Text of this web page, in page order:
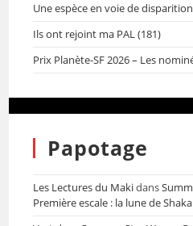
Une espèce en voie de
Ils ont rejoint ma PAL (181)
Prix Planète-SF 2026 – Les
Papotage
Les Lectures du Makidans
Première escale : la lune de